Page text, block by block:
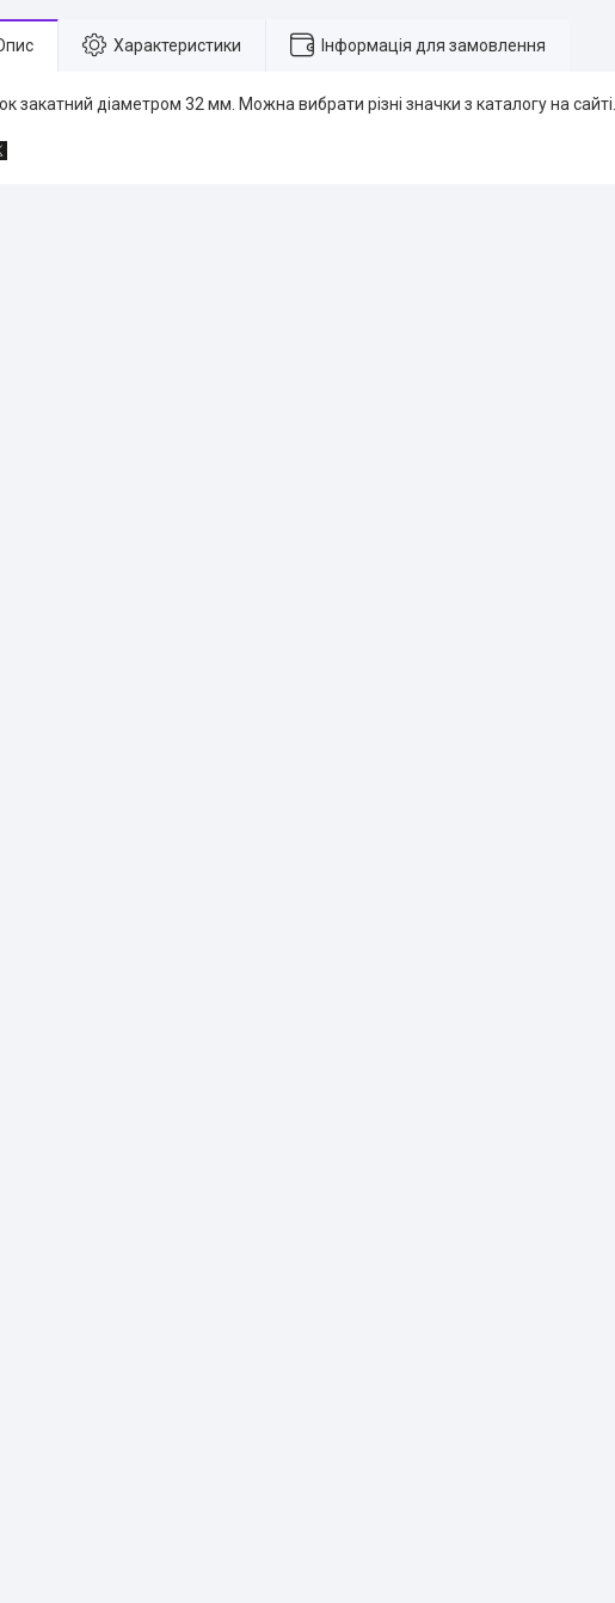
Характеристики Інформація для замовлення
закатний діаметром 32 мм. Можна вибрати різні значки з каталогу на сайті.